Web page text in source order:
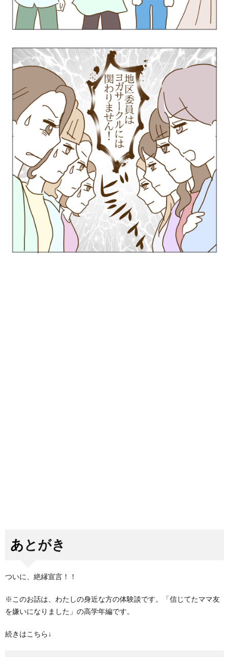
あとがき
ついに、絶縁宣言！！
※このお話は、わたしの身近な方の体験談です。「信じてたママ友
を嫌いになりました」の高学年編です。
続きはこちら↓